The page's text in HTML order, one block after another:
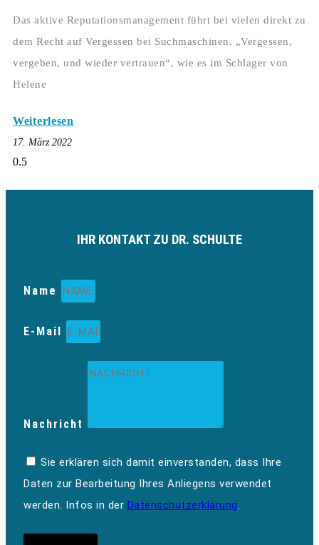
Das aktive Reputationsmanagement führt bei vielen direkt zu
dem Recht auf Vergessen bei Suchmaschinen. „Vergessen,
vergeben, und wieder vertrauen“, wie es im Schlager von
Helene
Weiterlesen
17. März 2022
IHR KONTAKT ZU DR. SCHULTE
Name
E-Mail
Nachricht
Sie erklären sich damit einverstanden, dass Ihre
Daten zur Bearbeitung Ihres Anliegens verwendet
werden. Infos in der Datenschutzerklärung.